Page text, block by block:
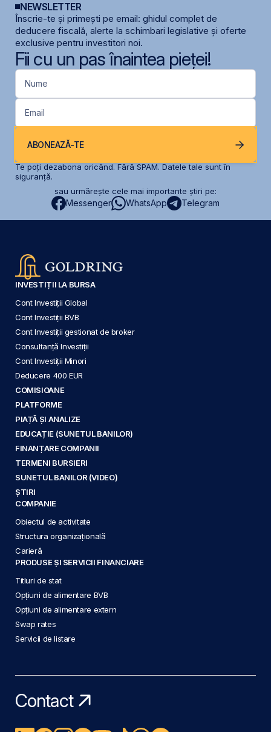
NEWSLETTER
Înscrie-te și primești pe email: ghidul complet de
deducere fiscală, alerte la schimbari legislative și oferte
exclusive pentru investitori noi.
Fii cu un pas înaintea pieței!
Nume
Email
ABONEAZĂ-TE
Te poți dezabona oricând. Fără SPAM. Datele tale sunt în
siguranță.
sau urmărește cele mai importante știri pe:
Messenger WhatsApp Telegram
INVESTIȚII LA BURSA
Cont Investiții Global
Cont Investiții BVB
Cont Investiții gestionat de broker
Consultanță Investiții
Cont Investiții Minori
Deducere 400 EUR
COMISIOANE
PLATFORME
PIAȚĂ ȘI ANALIZE
EDUCAȚIE (SUNETUL BANILOR)
FINANȚARE COMPANII
TERMENI BURSIERI
SUNETUL BANILOR (VIDEO)
ȘTIRI
COMPANIE
Obiectul de activitate
Structura organizațională
Carieră
PRODUSE ȘI SERVICII FINANCIARE
Titluri de stat
Opțiuni de alimentare BVB
Opțiuni de alimentare extern
Swap rates
Servicii de listare
Contact